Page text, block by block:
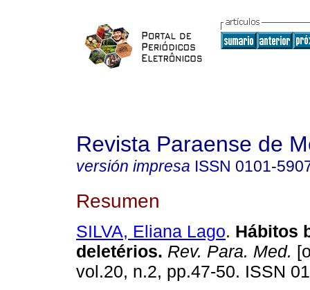
Revista Paraense de
versión impresa ISSN 0101-
Resumen
SILVA, Eliana Lago. Hábitos
deletérios. Rev. Para. Med.
vol.20, n.2, pp.47-50. ISSN